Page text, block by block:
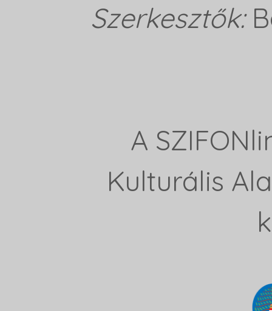
Szerkesztők:
A
Kulturális